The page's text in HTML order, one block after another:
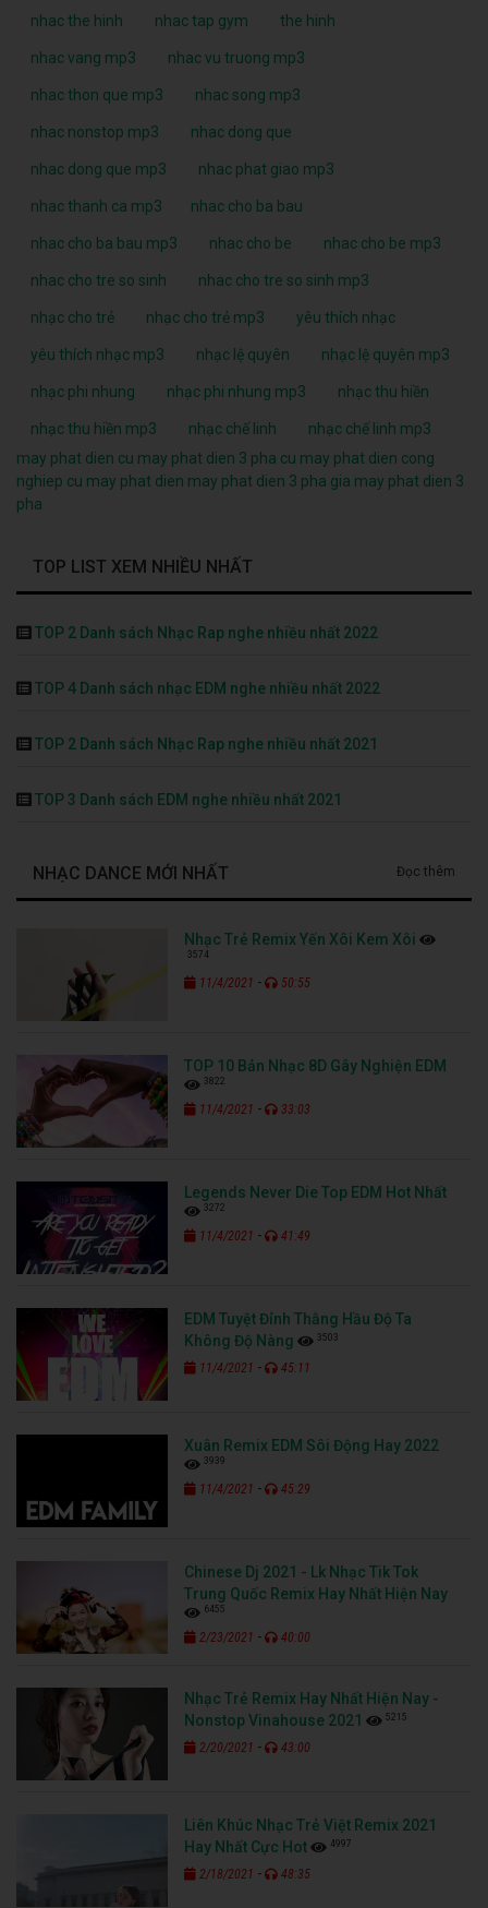
nhac the hinh nhac tap gym the hinh
nhac vang mp3 nhac vu truong mp3
nhac thon que mp3 nhac song mp3
nhac nonstop mp3 nhac dong que
nhac dong que mp3 nhac phat giao mp3
nhac thanh ca mp3 nhac cho ba bau
nhac cho ba bau mp3 nhac cho be nhac cho be mp3
nhac cho tre so sinh nhac cho tre so sinh mp3
nhạc cho trẻ nhạc cho trẻ mp3 yêu thích nhạc
yêu thích nhạc mp3 nhạc lệ quyên nhạc lệ quyên mp3
nhạc phi nhung nhạc phi nhung mp3 nhạc thu hiền
nhạc thu hiền mp3 nhạc chế linh
nhạc chế linh mp3
may phat dien cu may phat dien 3 pha cu may phat dien cong
nghiep cu may phat dien may phat dien 3 pha gia may phat dien 3
pha
TOP LIST XEM NHIỀU NHẤT
TOP 2 Danh sách Nhạc Rap nghe nhiều nhất 2022
TOP 4 Danh sách nhạc EDM nghe nhiều nhất 2022
TOP 2 Danh sách Nhạc Rap nghe nhiều nhất 2021
TOP 3 Danh sách EDM nghe nhiều nhất 2021
NHẠC DANCE MỚI NHẤT Đọc thêm
Nhạc Trẻ Remix Yến Xôi Kem Xôi
3574
11/4/2021 - 50:55
TOP 10 Bản Nhạc 8D Gây Nghiện EDM
3822
11/4/2021 - 33:03
Legends Never Die Top EDM Hot Nhất
3272
11/4/2021 - 41:49
EDM Tuyệt Đỉnh Thằng Hầu Độ Ta
Không Độ Nàng
3503
11/4/2021 - 45:11
Xuân Remix EDM Sôi Động Hay 2022
3939
11/4/2021 - 45:29
Chinese Dj 2021 - Lk Nhạc Tik Tok
Trung Quốc Remix Hay Nhất Hiện Nay
6455
2/23/2021 - 40:00
Nhạc Trẻ Remix Hay Nhất Hiện Nay -
Nonstop Vinahouse 2021
5215
2/20/2021 - 43:00
Liên Khúc Nhạc Trẻ Việt Remix 2021
Hay Nhất Cực Hot
4997
2/18/2021 - 48:35